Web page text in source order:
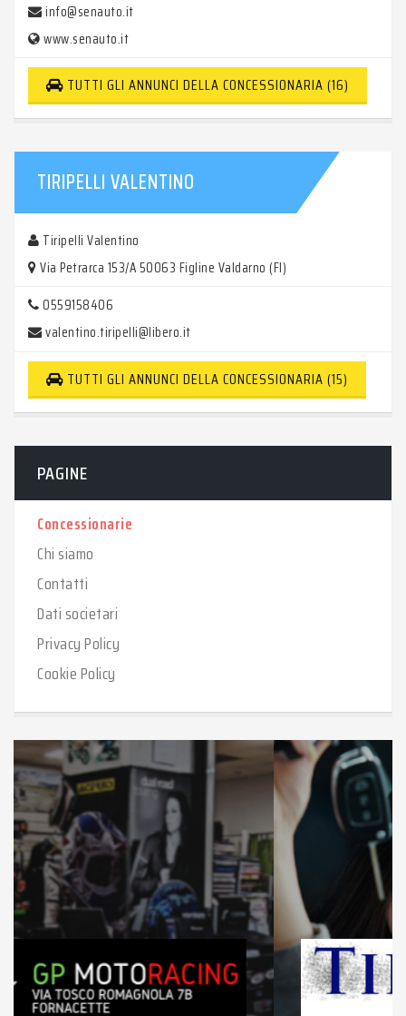
info@senauto.it
www.senauto.it
TUTTI GLI ANNUNCI DELLA CONCESSIONARIA (16)
TIRIPELLI VALENTINO
Tiripelli Valentino
Via Petrarca 153/A 50063 Figline Valdarno (FI)
0559158406
valentino.tiripelli@libero.it
TUTTI GLI ANNUNCI DELLA CONCESSIONARIA (15)
PAGINE
Concessionarie
Chi siamo
Contatti
Dati societari
Privacy Policy
Cookie Policy